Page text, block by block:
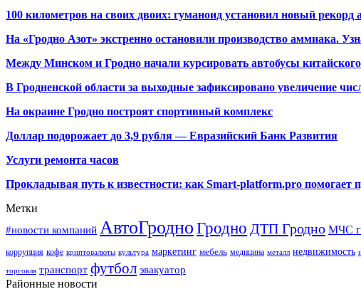
100 километров на своих двоих: гуманоид установил новый рекорд
На «Гродно Азот» экстренно остановили производство аммиака.
Между Минском и Гродно начали курсировать автобусы китайского
В Гродненской области за выходные зафиксировано увеличение
На окраине Гродно построят спортивный комплекс
Доллар подорожает до 3,9 рубля — Евразийский Банк Развития
Услуги ремонта часов
Прокладывая путь к известности: как Smart-platform.pro
Метки
#новости компаний АвтоГродноГродно ДТП Гродно МЧС
коррупция кофе криптовалюты культура маркетинг мебель медицина металл недвижимость
торговля транспорт футбол эвакуатор
Районные новости